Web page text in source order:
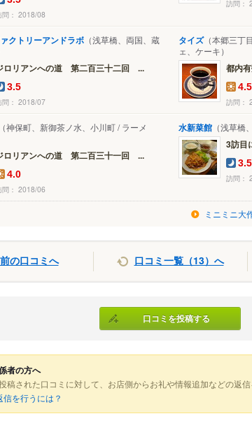
問： 2018/08
訪問：
クトリーアンドラボ （浅草橋、両国、蔵
ロリアンへの道 第二百三十二回 ...
3.5
問： 2018/07
タイズ（本郷三丁
ェ、ケーキ）
都内
4.5
訪問：
（神保町、新御茶ノ水、小川町 / ラーメ
ロリアンへの道 第二百三十一回 ...
4.0
問： 2018/06
水新菜館 （浅草橋
3訪目
3.5
訪問：
ミニミニ大
前の口コミへ 口コミ一覧（13）へ
口コミを投稿する
者の方へ
稿された口コミに対して、お店側からお礼や情報追加などの返
信を行うには？